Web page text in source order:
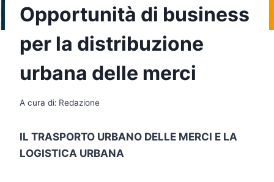
Opportunità di business
per la distribuzione
urbana delle merci
A cura di: Redazione
IL TRASPORTO URBANO DELLE MERCI E LA
LOGISTICA URBANA